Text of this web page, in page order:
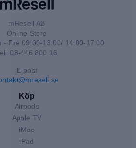
mResell AB
Online Store
- Fre 09:00-13:00/ 14:00-17:00
08-446 800 16
E-post
Köp
Airpods
Apple TV
iMac
iPad